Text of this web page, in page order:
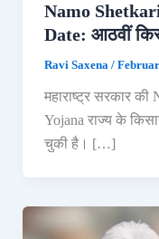
Namo
Date: आठवीं
Ravi Saxena /
महाराष्ट्र सरकार
Yojana राज्य के
चुकी है। […]